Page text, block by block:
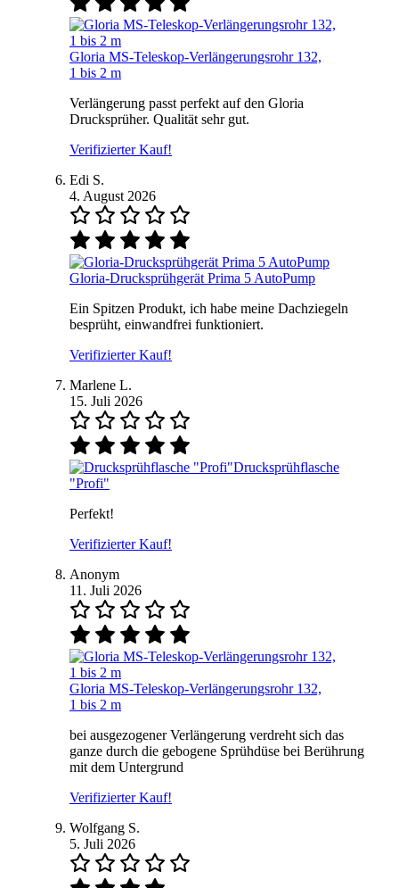
Gloria MS-Teleskop-Verlängerungsrohr 132,
1 bis 2 m
Verlängerung passt perfekt auf den Gloria
Drucksprüher. Qualität sehr gut.
Verifizierter Kauf!
Edi S.
4. August 2026
Gloria-Drucksprühgerät Prima 5 AutoPump
Ein Spitzen Produkt, ich habe meine Dachziegeln
besprüht, einwandfrei funktioniert.
Verifizierter Kauf!
Marlene L.
15. Juli 2026
Drucksprühflasche
"Profi"
Perfekt!
Verifizierter Kauf!
Anonym
11. Juli 2026
Gloria MS-Teleskop-Verlängerungsrohr 132,
1 bis 2 m
bei ausgezogener Verlängerung verdreht sich das
ganze durch die gebogene Sprühdüse bei Berührung
mit dem Untergrund
Verifizierter Kauf!
Wolfgang S.
5. Juli 2026